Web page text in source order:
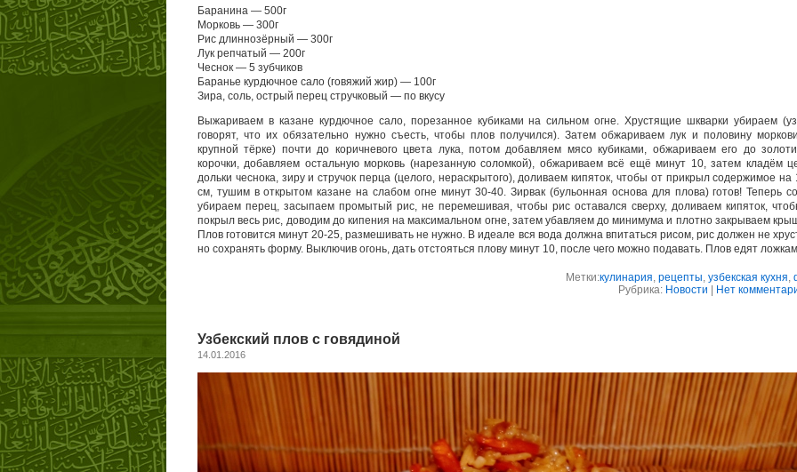
Баранина — 500г
Морковь — 300г
Рис длиннозёрный — 300г
Лук репчатый — 200г
Чеснок — 5 зубчиков
Баранье курдючное сало (говяжий жир) — 100г
Зира, соль, острый перец стручковый — по вкусу
Выжариваем в казане курдючное сало, порезанное кубиками на сильном огне. Хрустящие шкварки убираем
говорят, что их обязательно нужно съесть, чтобы плов получился). Затем обжариваем лук и половину
крупной тёрке) почти до коричневого цвета лука, потом добавляем мясо кубиками, обжариваем его до
корочки, добавляем остальную морковь (нарезанную соломкой), обжариваем всё ещё минут 10, затем кладём
дольки чеснока, зиру и стручок перца (целого, нераскрытого), доливаем кипяток, чтобы от прикрыл содержимое на
см, тушим в открытом казане на слабом огне минут 30-40. Зирвак (бульонная основа для плова) готов! Теперь
убираем перец, засыпаем промытый рис, не перемешивая, чтобы рис оставался сверху, доливаем кипяток,
покрыл весь рис, доводим до кипения на максимальном огне, затем убавляем до минимума и плотно закрываем
Плов готовится минут 20-25, размешивать не нужно. В идеале вся вода должна впитаться рисом, рис должен не
но сохранять форму. Выключив огонь, дать отстояться плову минут 10, после чего можно подавать. Плов едят
Метки:кулинария, рецепты, узбекская кухня,
Рубрика: Новости Нет
Узбекский плов с говядиной
14.01.2016